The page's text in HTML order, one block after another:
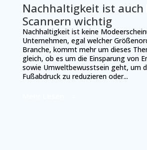
Nachhaltigkeit ist auch
Scannern wichtig
Nachhaltigkeit ist keine
Unternehmen, egal welcher
Branche, kommt mehr um dieses
gleich, ob es um die Einsparung von
sowie Umweltbewusstsein geht, um
Fußabdruck zu reduzieren oder...